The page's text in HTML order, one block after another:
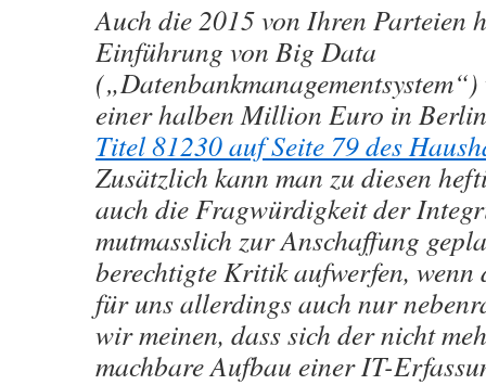
Auch die 2015 von Ihren Parteien
Einführung von Big Data
einer halben Million Euro in
Titel 81230 auf Seite 79 des
Zusätzlich kann man zu diesen
auch die Fragwürdigkeit der
mutmasslich zur Anschaffung
berechtigte Kritik aufwerfen,
für uns allerdings auch nur
wir meinen, dass sich der nicht
machbare Aufbau einer IT-